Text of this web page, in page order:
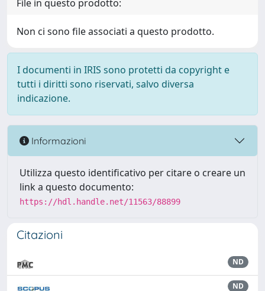
File in questo prodotto:
Non ci sono file associati a questo prodotto.
I documenti in IRIS sono protetti da copyright e
tutti i diritti sono riservati, salvo diversa
indicazione.
Informazioni
Utilizza questo identificativo per citare o creare un
link a questo documento:
https://hdl.handle.net/11563/88899
Citazioni
ND
ND